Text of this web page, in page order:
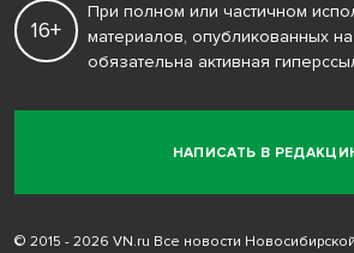
НАПИСАТЬ В
16+
При полном или частичном
материалов, опубликованных на
обязательна активная
© 2015 - 2026 VN.ru Все новости